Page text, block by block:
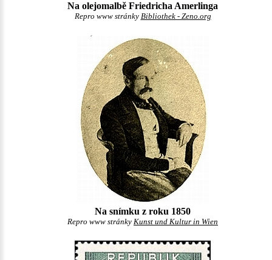
Na olejomalbě Friedricha Amerlinga
Repro www stránky Bibliothek - Zeno.org
Na snímku z roku 1850
Repro www stránky Kunst und Kultur in Wien